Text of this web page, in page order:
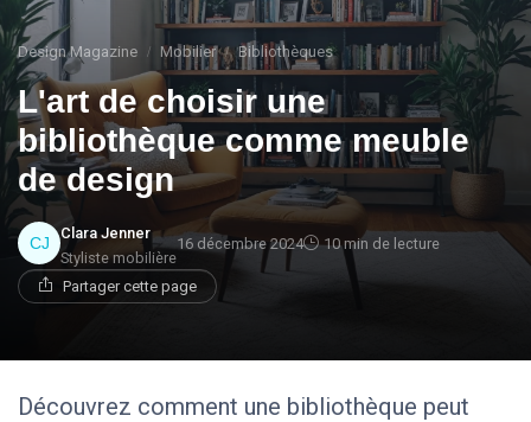
Design Magazine Mobilier Bibliothèques
L'art de choisir une
bibliothèque comme meuble
de design
Clara Jenner
Styliste mobilière
16 décembre 2024 10 min de lecture
Partager cette page
Découvrez comment une bibliothèque peut